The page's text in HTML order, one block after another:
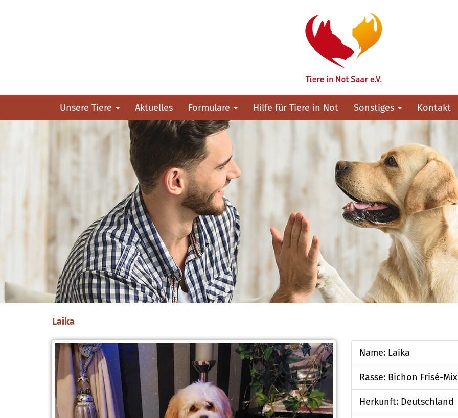
Unsere Tiere Aktuelles Formulare Hilfe für Tiere in Not Sonstiges Kontakt
Laika
Name: Laika
Rasse: Bichon Frisé-Mix
Herkunft: Deutschland